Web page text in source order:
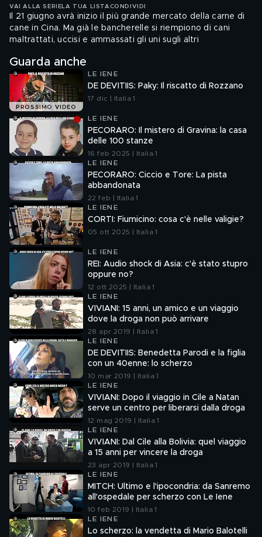
VAI ALLA SERIE LA TUA LISTA CONDIVIDI
Il 21 giugno avrà inizio il più grande mercato della carne di
cane in Cina. Ma già le bancherelle si riempiono di cani
maltrattati, uccisi e ammassati gli uni sugli altri
Guarda anche
PROSSIMO VIDEO
LE IENE
DE DEVITIIS: Paky: Il riscatto di Rozzano
17 dic | Italia 1
LE IENE
PECORARO: Il mistero di Gravina: la casa
delle 100 stanze
16 feb 2025 | Italia 1
LE IENE
PECORARO: Ciccio e Tore: La pista
abbandonata
22 feb | Italia 1
LE IENE
CORTI: Fiumicino: cosa c'è nelle valigie?
05 ott 2025 | Italia 1
LE IENE
REI: Audio shock di Asia: c'è stato stupro
oppure no?
12 ott 2025 | Italia 1
LE IENE
VIVIANI: 15 anni, un amico e un viaggio
dove la droga non può arrivare
28 apr 2019 | Italia 1
LE IENE
DE DEVITIIS: Benedetta Parodi e la figlia
con un 40enne: lo scherzo
10 mar 2019 | Italia 1
LE IENE
VIVIANI: Dopo il viaggio in Cile a Natan
serve un centro per liberarsi dalla droga
12 mag 2019 | Italia 1
LE IENE
VIVIANI: Dal Cile alla Bolivia: quel viaggio
a 15 anni per vincere la droga
23 apr 2019 | Italia 1
LE IENE
MITCH: Ultimo e l'ipocondria: da Sanremo
all'ospedale per scherzo con Le Iene
10 feb 2019 | Italia 1
LE IENE
Lo scherzo: la vendetta di Mario Balotelli